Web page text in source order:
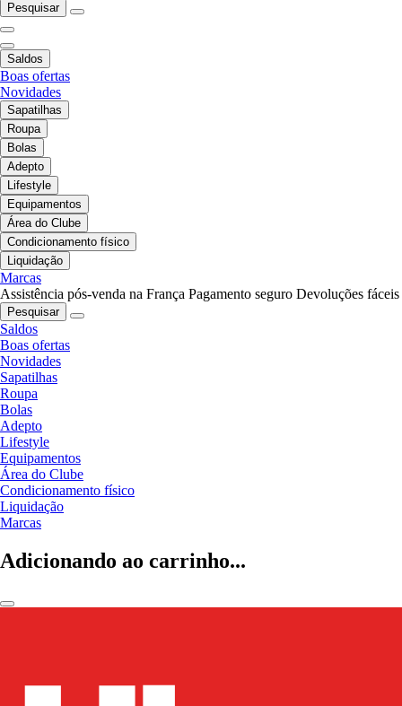
Pesquisar
Saldos
Boas ofertas
Novidades
Sapatilhas
Roupa
Bolas
Adepto
Lifestyle
Equipamentos
Área do Clube
Condicionamento físico
Liquidação
Marcas
Assistência pós-venda na França Pagamento seguro Devoluções fáceis
Pesquisar
Saldos
Boas ofertas
Novidades
Sapatilhas
Roupa
Bolas
Adepto
Lifestyle
Equipamentos
Área do Clube
Condicionamento físico
Liquidação
Marcas
Adicionando ao carrinho...